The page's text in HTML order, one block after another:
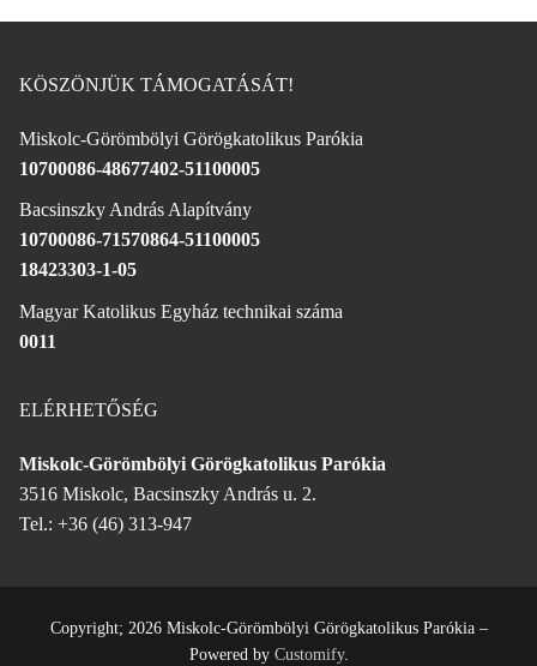
KÖSZÖNJÜK TÁMOGATÁSÁT!
Miskolc-Görömbölyi Görögkatolikus Parókia
10700086-48677402-51100005
Bacsinszky András Alapítvány
10700086-71570864-51100005
18423303-1-05
Magyar Katolikus Egyház technikai száma
0011
ELÉRHETŐSÉG
Miskolc-Görömbölyi Görögkatolikus Parókia
3516 Miskolc, Bacsinszky András u. 2.
Tel.: +36 (46) 313-947
Copyright; 2026 Miskolc-Görömbölyi Görögkatolikus Parókia –
Powered by Customify.